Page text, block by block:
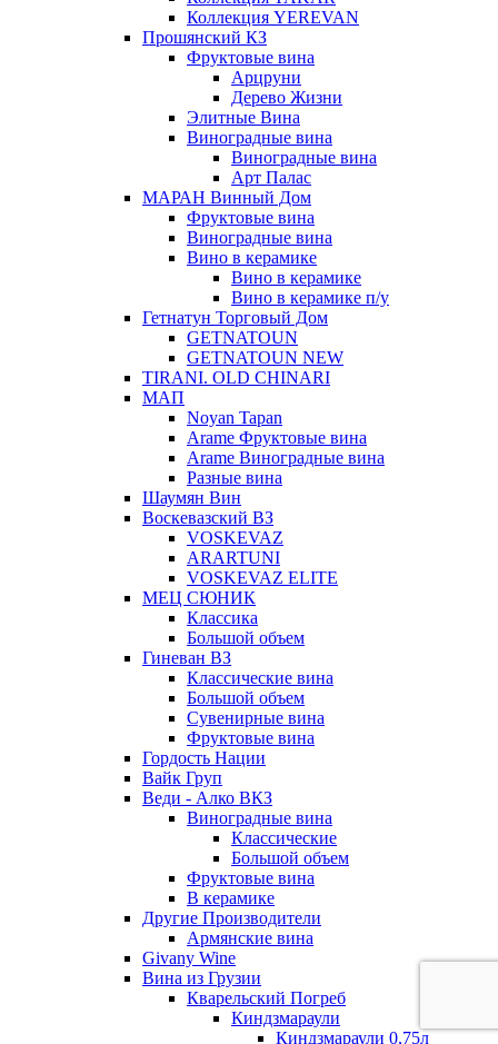
Коллекция YEREVAN
Прошянский КЗ
Фруктовые вина
Арцруни
Дерево Жизни
Элитные Вина
Виноградные вина
Виноградные вина
Арт Палас
МАРАН Винный Дом
Фруктовые вина
Виноградные вина
Вино в керамике
Вино в керамике
Вино в керамике п/у
Гетнатун Торговый Дом
GETNATOUN
GETNATOUN NEW
TIRANI. OLD CHINARI
МАП
Noyan Tapan
Arame Фруктовые вина
Arame Виноградные вина
Разные вина
Шаумян Вин
Воскевазский ВЗ
VOSKEVAZ
ARARTUNI
VOSKEVAZ ELITE
МЕЦ СЮНИК
Классика
Большой объем
Гиневан ВЗ
Классические вина
Большой объем
Сувенирные вина
Фруктовые вина
Гордость Нации
Вайк Груп
Веди - Алко ВКЗ
Виноградные вина
Классические
Большой объем
Фруктовые вина
В керамике
Другие Производители
Армянские вина
Givany Wine
Вина из Грузии
Кварельский Погреб
Киндзмараули
Киндзмараули 0,75л